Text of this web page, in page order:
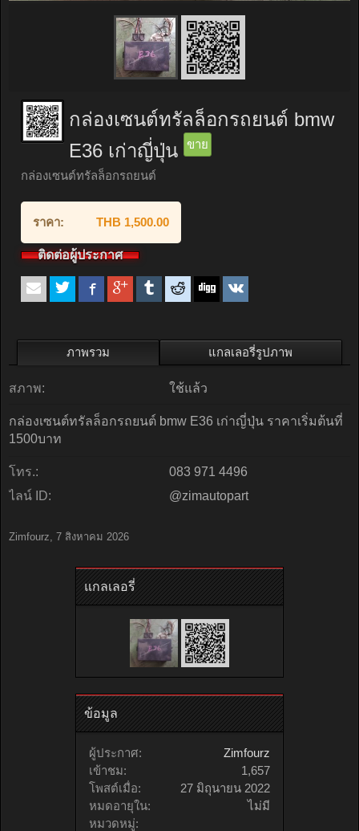
กล่องเซนต์ทรัลล็อกรถยนต์ bmw
E36 เก่าญี่ปุ่น
ขาย
กล่องเซนต์ทรัลล็อกรถยนต์
ราคา: THB 1,500.00
ติดต่อผู้ประกาศ
ภาพรวม แกลเลอรี่รูปภาพ
สภาพ: ใช้แล้ว
กล่องเซนต์ทรัลล็อกรถยนต์ bmw E36 เก่าญี่ปุ่น ราคาเริ่มต้นที่
1500บาท
โทร.:
083 971 4496
ไลน์ ID:
@zimautopart
Zimfourz, 7 สิงหาคม 2026
แกลเลอรี่
ข้อมูล
ผู้ประกาศ:
Zimfourz
เข้าชม:
1,657
โพสต์เมื่อ:
27 มิถุนายน 2022
หมดอายุใน:
ไม่มี
หมวดหมู่: